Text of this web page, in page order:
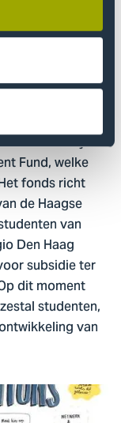
adviezen is het
project te
onafhankelijke
Fund, welke
fonds richt
de Haagse
van
Den Haag
subsidie ter
dit moment
studenten,
van